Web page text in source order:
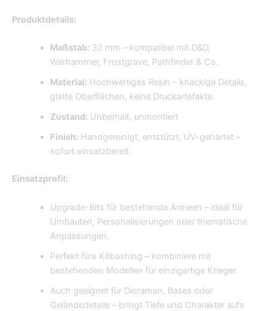
Produktdetails:
Maßstab: 32 mm – kompatibel mit D&D,
Warhammer, Frostgrave, Pathfinder & Co.
Material: Hochwertiges Resin – knackige Details,
glatte Oberflächen, keine Druckartefakte.
Zustand: Unbemalt, unmontiert
Finish: Handgereinigt, entstützt, UV-gehärtet –
sofort einsatzbereit.
Einsatzprofil:
Upgrade-Bits für bestehende Armeen – ideal für
Umbauten, Personalisierungen oder thematische
Anpassungen.
Perfekt fürs Kitbashing – kombiniere mit
bestehenden Modellen für einzigartige Krieger.
Auch geeignet für Dioramen, Bases oder
Geländedetails – bringt Tiefe und Charakter aufs